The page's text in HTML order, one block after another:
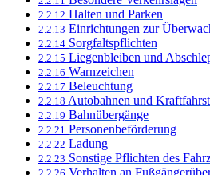
2.2.12 Halten und Parken
2.2.13 Einrichtungen zur
2.2.14 Sorgfaltspflichten
2.2.15 Liegenbleiben und
2.2.16 Warnzeichen
2.2.17 Beleuchtung
2.2.18 Autobahnen und
2.2.19 Bahnübergänge
2.2.21 Personenbeförderung
2.2.22 Ladung
2.2.23 Sonstige Pflichten des
Verhalten an